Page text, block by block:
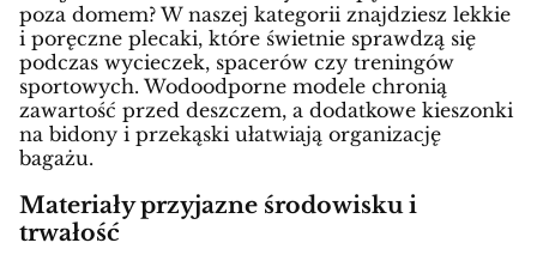
poza domem? W naszej kategorii znajdziesz lekkie
i poręczne plecaki, które świetnie sprawdzą się
podczas wycieczek, spacerów czy treningów
sportowych. Wodoodporne modele chronią
zawartość przed deszczem, a dodatkowe kieszonki
na bidony i przekąski ułatwiają organizację
bagażu.
Materiały przyjazne środowisku i
trwałość